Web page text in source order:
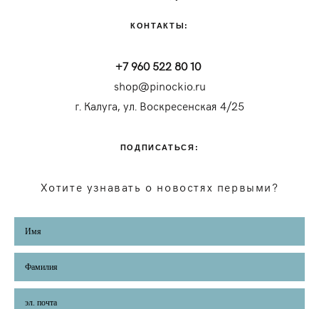
КОНТАКТЫ:
+7 960 522 80 10
shop@pinockio.ru
г. Калуга, ул. Воскресенская 4/25
ПОДПИСАТЬСЯ:
Хотите узнавать о новостях первыми?